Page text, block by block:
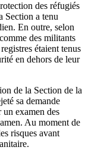
des réfugiés
Section a tenu
En outre, selon
des militants
étaient tenus
en dehors de leur
de la Section de la
sa demande
examen des
Au moment de
risques avant